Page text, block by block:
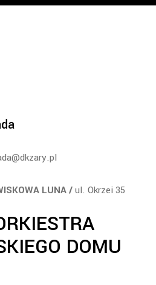
LUNA /ul. Okrzei 35
DOMU